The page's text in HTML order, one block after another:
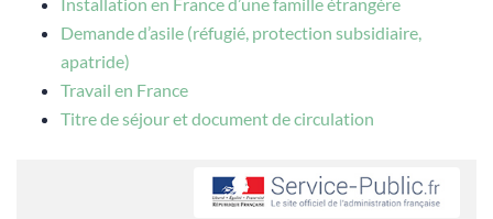
Demande d’asile (réfugié, protection subsidiaire,
apatride)
Travail en France
Titre de séjour et document de circulation